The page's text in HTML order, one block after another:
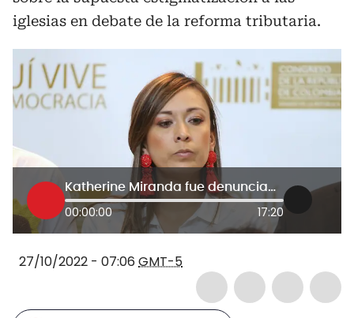
iglesias en debate de la reforma tributaria.
Katherine Miranda fue denunciada por presunto delito de hostigamiento a las iglesias
00:00:00 17:20
27/10/2022 - 07:06 GMT-5